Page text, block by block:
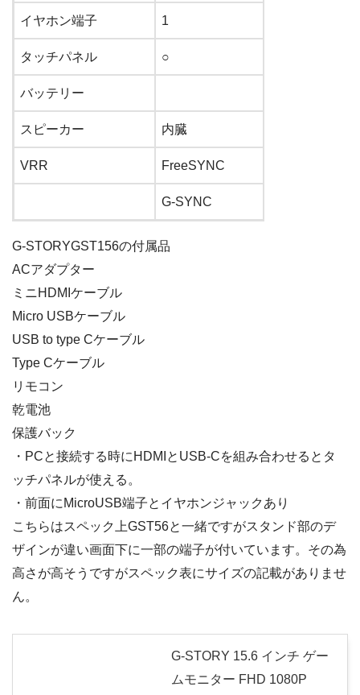
イヤホン端子 1
タッチパネル ○
バッテリー
スピーカー 内臓
VRR FreeSYNC
G-SYNC
G-STORYGST156の付属品
ACアダプター
ミニHDMIケーブル
Micro USBケーブル
USB to type Cケーブル
Type Cケーブル
リモコン
乾電池
保護バック
・PCと接続する時にHDMIとUSB-Cを組み合わせるとタ
ッチパネルが使える。
・前面にMicroUSB端子とイヤホンジャックあり
こちらはスペック上GST56と一緒ですがスタンド部のデ
ザインが違い画面下に一部の端子が付いています。その為
高さが高そうですがスペック表にサイズの記載がありませ
ん。
G-STORY 15.6 インチ ゲー
ムモニター FHD 1080P